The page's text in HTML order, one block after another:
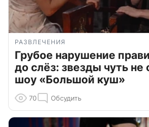
РАЗВЛЕЧЕНИЯ
Грубое нарушение
до слёз: звезды чуть не
шоу «Большой куш»
70 Обсудить